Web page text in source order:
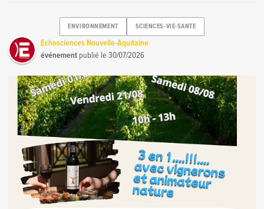
ENVIRONNEMENT SCIENCES-VIE-SANTE
Echosciences Nouvelle-Aquitaine
événement publié le30/07/2026